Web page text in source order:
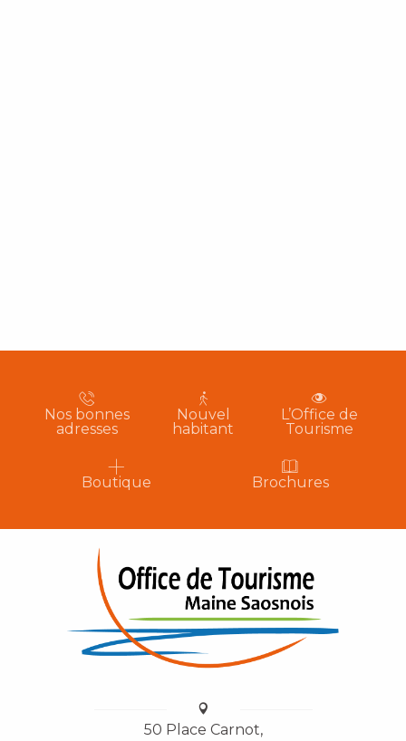
Nos bonnes
adresses
Nouvel
habitant
L’Office de
Tourisme
Boutique Brochures
50 Place Carnot,